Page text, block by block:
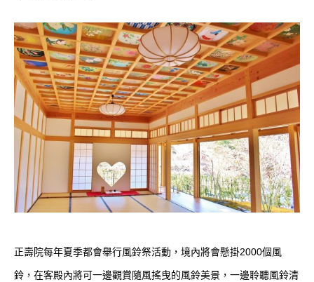
正壽院每年夏季都會舉行風鈴祭活動，境內將會懸掛2000個風
鈴，在客殿內將可一邊觀賞隨風搖曳的風鈴美景，一邊聆聽風鈴清